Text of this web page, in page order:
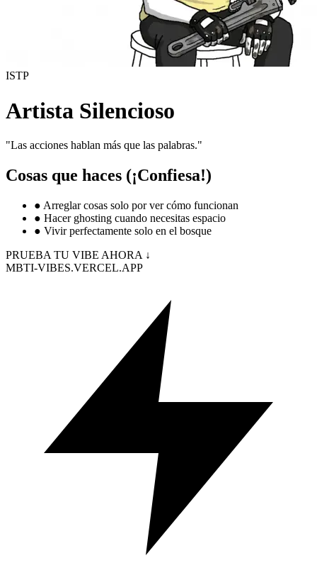
ISTP
Artista Silencioso
"Las acciones hablan más que las palabras."
Cosas que haces (¡Confiesa!)
● Arreglar cosas solo por ver cómo funcionan
● Hacer ghosting cuando necesitas espacio
● Vivir perfectamente solo en el bosque
PRUEBA TU VIBE AHORA ↓
MBTI-VIBES.VERCEL.APP